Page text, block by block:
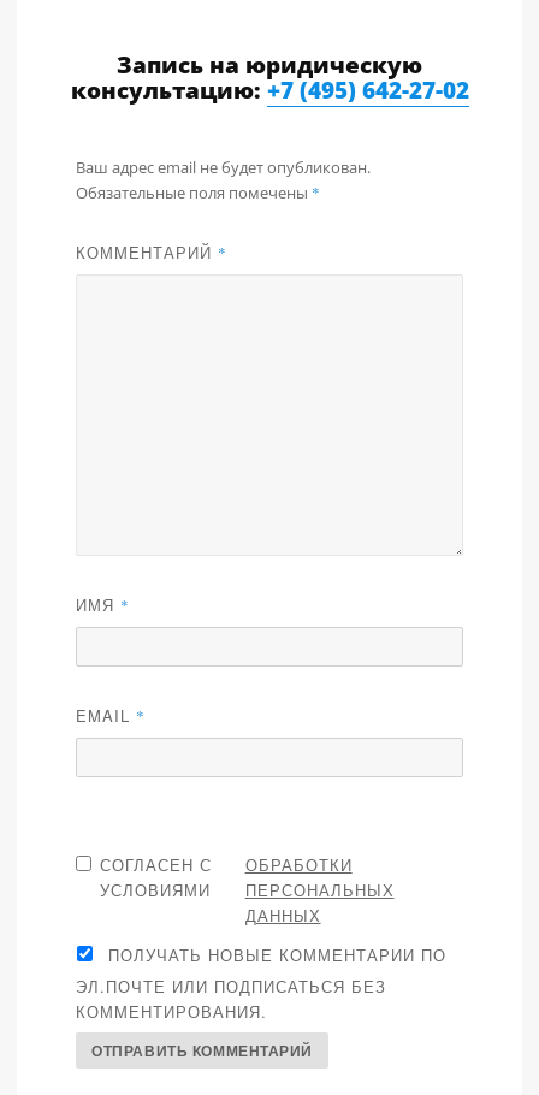
Запись на юридическую
консультацию: +7 (495) 642-27-02
Ваш адрес email не будет опубликован.
Обязательные поля помечены *
КОММЕНТАРИЙ *
ИМЯ *
EMAIL *
СОГЛАСЕН С
УСЛОВИЯМИ
ОБРАБОТКИ
ПЕРСОНАЛЬНЫХ
ДАННЫХ
ПОЛУЧАТЬ НОВЫЕ КОММЕНТАРИИ ПО
ЭЛ.ПОЧТЕ ИЛИ ПОДПИСАТЬСЯ БЕЗ
КОММЕНТИРОВАНИЯ.